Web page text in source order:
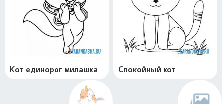
Кот единорог милашка Спокойный кот